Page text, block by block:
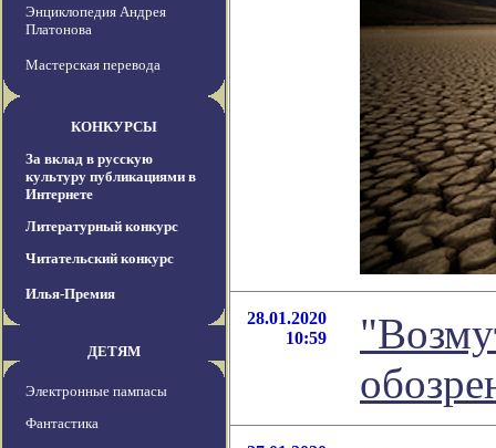
Энциклопедия Андрея
Платонова
Мастерская перевода
КОНКУРСЫ
За вклад в русскую
культуру публикациями в
Интернете
Литературный конкурс
Читательский конкурс
Илья-Премия
ДЕТЯМ
Электронные пампасы
Фантастика
28.01.2020
10:59